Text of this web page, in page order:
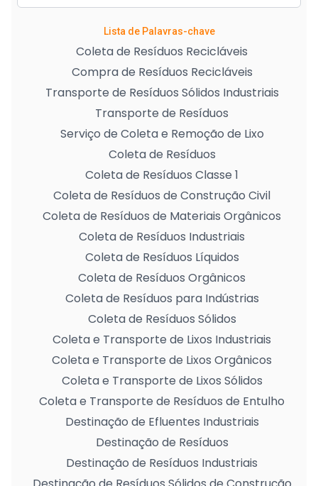
Lista de Palavras-chave
Coleta de Resíduos Recicláveis
Compra de Resíduos Recicláveis
Transporte de Resíduos Sólidos Industriais
Transporte de Resíduos
Serviço de Coleta e Remoção de Lixo
Coleta de Resíduos
Coleta de Resíduos Classe 1
Coleta de Resíduos de Construção Civil
Coleta de Resíduos de Materiais Orgânicos
Coleta de Resíduos Industriais
Coleta de Resíduos Líquidos
Coleta de Resíduos Orgânicos
Coleta de Resíduos para Indústrias
Coleta de Resíduos Sólidos
Coleta e Transporte de Lixos Industriais
Coleta e Transporte de Lixos Orgânicos
Coleta e Transporte de Lixos Sólidos
Coleta e Transporte de Resíduos de Entulho
Destinação de Efluentes Industriais
Destinação de Resíduos
Destinação de Resíduos Industriais